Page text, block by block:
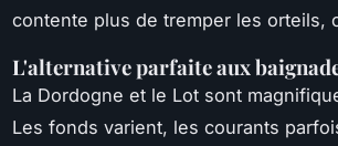
contente plus de tremper les orteils,
L'alternative parfaite aux
La Dordogne et le Lot sont
Les fonds varient, les courants